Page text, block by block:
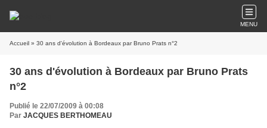
MENU
Accueil » 30 ans d'évolution à Bordeaux par Bruno Prats n°2
30 ans d'évolution à Bordeaux par Bruno Prats
n°2
Publié le 22/07/2009 à 00:08
Par JACQUES BERTHOMEAU